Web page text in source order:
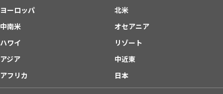
ヨーロッパ
北米
中南米
オセアニア
ハワイ
リゾート
アジア
中近東
アフリカ
日本